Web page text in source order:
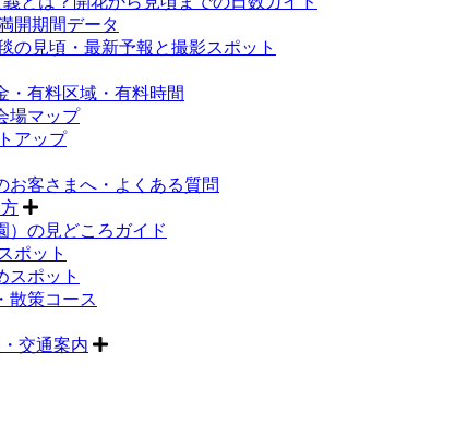
開期間データ
の見頃・最新予報と撮影スポット
・有料区域・有料時間
場マップ
アップ
お客さまへ・よくある質問
）の見どころガイド
ポット
スポット
散策コース
交通案内